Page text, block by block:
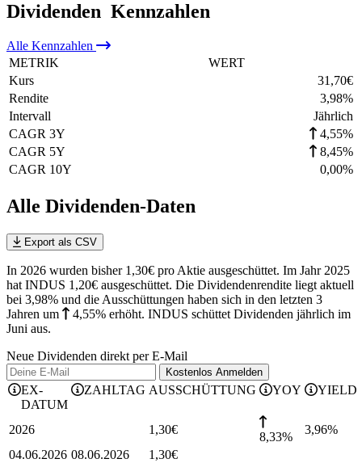
Dividenden Kennzahlen
Alle Kennzahlen
METRIK
WERT
Kurs
31,70€
Rendite
3,98%
Intervall
Jährlich
CAGR 3Y
4,55%
CAGR 5Y
8,45%
CAGR 10Y
0,00%
Alle Dividenden-Daten
Export als CSV
In 2026 wurden bisher 1,30€ pro Aktie ausgeschüttet. Im Jahr 2025
hat INDUS 1,20€ ausgeschüttet. Die Dividendenrendite liegt aktuell
bei 3,98% und die Ausschüttungen haben sich in den letzten 3
Jahren um 4,55% erhöht. INDUS schüttet Dividenden jährlich im
Juni aus.
Neue Dividenden direkt per E-Mail
Kostenlos Anmelden
EX-
DATUM
ZAHLTAG AUSSCHÜTTUNG YOY YIELD
2026 1,30€
8,33%
3,96%
04.06.2026 08.06.2026 1,30€